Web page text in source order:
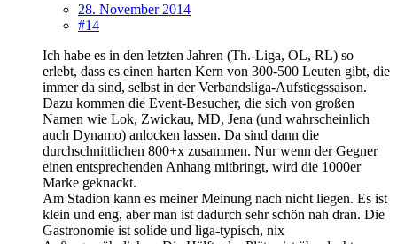
28. November 2014
#14
Ich habe es in den letzten Jahren (Th.-Liga, OL, RL) so
erlebt, dass es einen harten Kern von 300-500 Leuten gibt, die
immer da sind, selbst in der Verbandsliga-Aufstiegssaison.
Dazu kommen die Event-Besucher, die sich von großen
Namen wie Lok, Zwickau, MD, Jena (und wahrscheinlich
auch Dynamo) anlocken lassen. Da sind dann die
durchschnittlichen 800+x zusammen. Nur wenn der Gegner
einen entsprechenden Anhang mitbringt, wird die 1000er
Marke geknackt.
Am Stadion kann es meiner Meinung nach nicht liegen. Es ist
klein und eng, aber man ist dadurch sehr schön nah dran. Die
Gastronomie ist solide und liga-typisch, nix